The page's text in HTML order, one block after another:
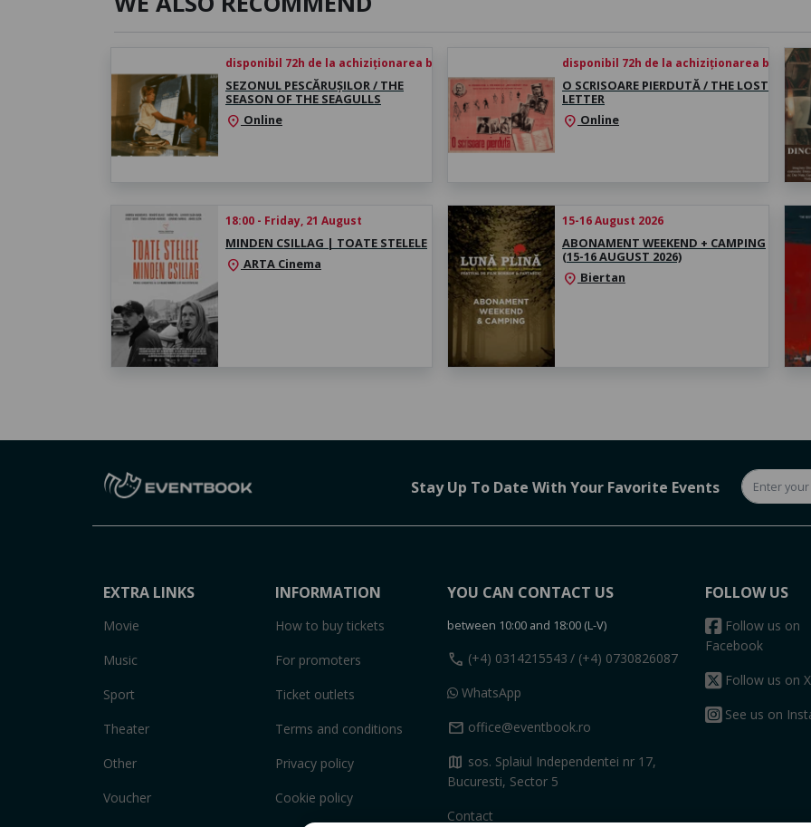
disponibil 72h de la achiziționarea biletului
SEZONUL PESCĂRUȘILOR / THE
SEASON OF THE SEAGULLS
location_on Online
disponibil 72h de la achiziționarea biletului
O SCRISOARE PIERDUTĂ / THE LOST
LETTER
location_on Online
18:00 - Friday, 21 August
MINDEN CSILLAG | TOATE STELELE
location_on ARTA Cinema
15-16 August 2026
ABONAMENT WEEKEND + CAMPING
(15-16 AUGUST 2026)
location_on Biertan
Stay Up To Date With Your Favorite Events
EXTRA LINKS
Movie
Music
Sport
Theater
Other
Voucher
INFORMATION
How to buy tickets
For promoters
Ticket outlets
Terms and conditions
Privacy policy
Cookie policy
YOU CAN CONTACT US
between 10:00 and 18:00 (L-V)
call (+4) 0314215543 / (+4) 0730826087
WhatsApp
mail office@eventbook.ro
map sos. Splaiul Independentei nr 17,
Bucuresti, Sector 5
Contact
FOLLOW US
Follow us on
Facebook
Follow us on X
See us on